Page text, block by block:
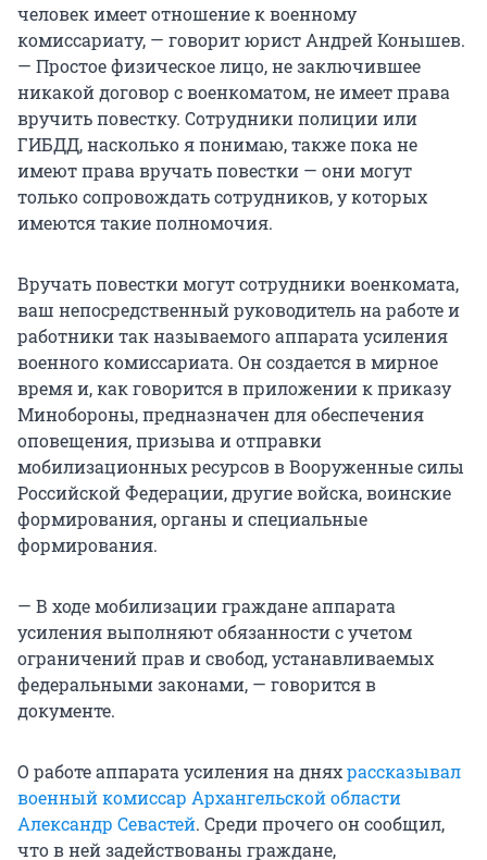
человек имеет отношение к военному
комиссариату, — говорит юрист Андрей Конышев.
— Простое физическое лицо, не заключившее
никакой договор с военкоматом, не имеет права
вручить повестку. Сотрудники полиции или
ГИБДД, насколько я понимаю, также пока не
имеют права вручать повестки — они могут
только сопровождать сотрудников, у которых
имеются такие полномочия.
Вручать повестки могут сотрудники военкомата,
ваш непосредственный руководитель на работе и
работники так называемого аппарата усиления
военного комиссариата. Он создается в мирное
время и, как говорится в приложении к приказу
Минобороны, предназначен для обеспечения
оповещения, призыва и отправки
мобилизационных ресурсов в Вооруженные силы
Российской Федерации, другие войска, воинские
формирования, органы и специальные
формирования.
— В ходе мобилизации граждане аппарата
усиления выполняют обязанности с учетом
ограничений прав и свобод, устанавливаемых
федеральными законами, — говорится в
документе.
О работе аппарата усиления на дняхрассказывал
военный комиссар Архангельской области
Александр Севастей. Среди прочего он сообщил,
что в ней задействованы граждане,